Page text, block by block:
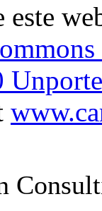
este